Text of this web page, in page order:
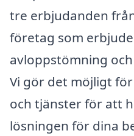
tre erbjudanden
företag som
avloppstömning
Vi gör det möjligt
och tjänster för att
lösningen för dina